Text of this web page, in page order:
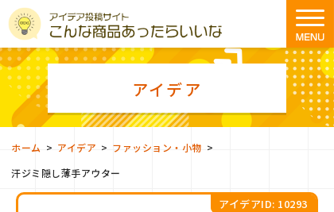
アイデア
ホーム > アイデア > ファッション・小物 >
汗ジミ隠し薄手アウター
アイデアID: 10293